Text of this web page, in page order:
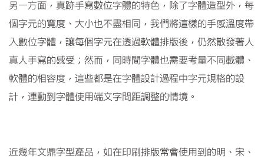
另一方面，真跡手寫數位字體的特色，除了字體造型外，每
個字元的寬度、大小也不盡相同，我們將這樣的手感溫度帶
入數位字體，讓每個字元在透過軟體排版後，仍然散發著人
真人手寫的感受；然而，同時間字體也需要考量不同載體、
軟體的相容度，這些都是在字體設計過程中字元規格的設
計，連動到字體使用端文字間距調整的情境。
近幾年文鼎字型產品，如在印刷排版常會使用到的明、宋、